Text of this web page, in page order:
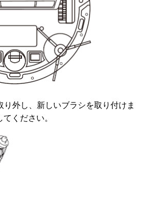
り外し、新しいブラシを取り付けま
ください。